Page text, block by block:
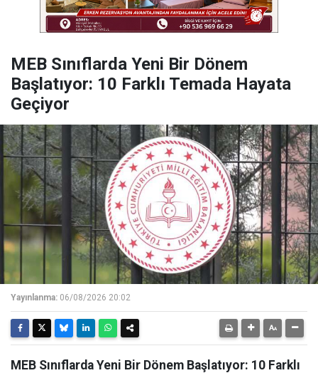
MEB Sınıflarda Yeni Bir Dönem
Başlatıyor: 10 Farklı Temada Hayata
Geçiyor
Yayınlanma: 06/08/2026 20:02
MEB Sınıflarda Yeni Bir Dönem Başlatıyor: 10 Farklı